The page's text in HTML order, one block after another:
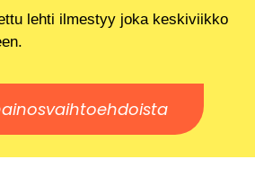
lehti ilmestyy joka keskiviikko